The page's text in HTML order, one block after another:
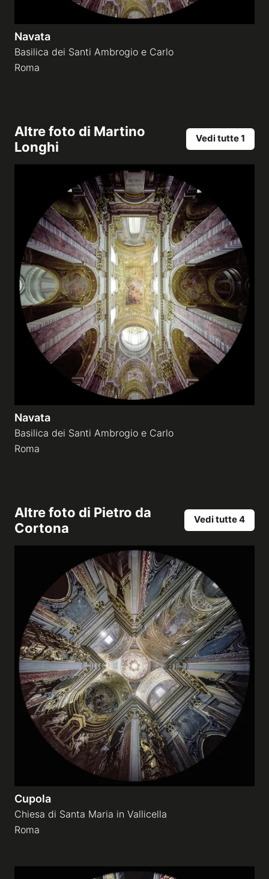
Navata
Basilica dei Santi Ambrogio e Carlo
Roma
Altre foto di Martino
Longhi
Vedi tutte 1
Navata
Basilica dei Santi Ambrogio e Carlo
Roma
Altre foto di Pietro da
Cortona
Vedi tutte 4
Cupola
Chiesa di Santa Maria in Vallicella
Roma